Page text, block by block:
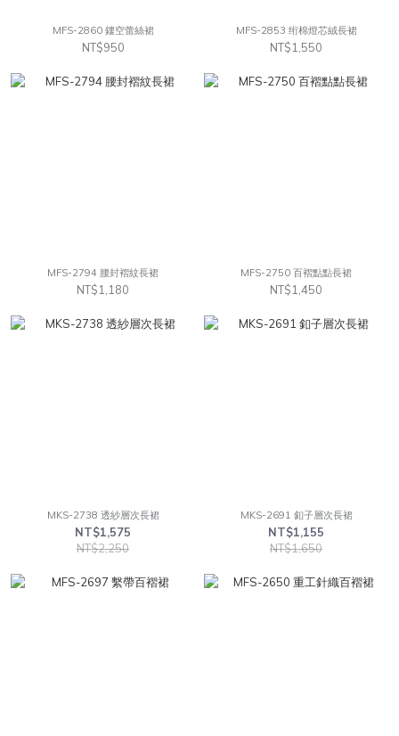
MFS-2860 鏤空蕾絲裙
NT$950
MFS-2853 绗棉燈芯絨長裙
NT$1,550
MFS-2794 腰封褶紋長裙
NT$1,180
MFS-2750 百褶點點長裙
NT$1,450
MKS-2738 透紗層次長裙
NT$1,575
NT$2,250
MKS-2691 釦子層次長裙
NT$1,155
NT$1,650